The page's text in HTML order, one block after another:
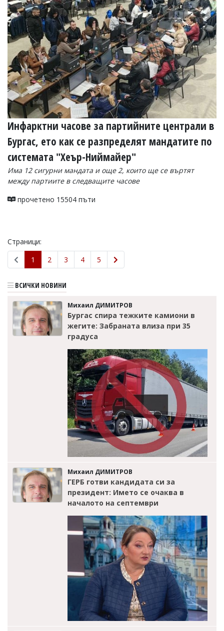
Инфарктни часове за партийните централи в
Бургас, ето как се разпределят мандатите по
системата "Хеър-Ниймайер"
Има 12 сигурни мандата и още 2, които ще се въртят
между партиите в следващите часове
прочетено 15504 пъти
Страници:
1
2 3 4 5
ВСИЧКИ НОВИНИ
Михаил ДИМИТРОВ
Бургас спира тежките камиони в
жегите: Забраната влиза при 35
градуса
Михаил ДИМИТРОВ
ГЕРБ готви кандидата си за
президент: Името се очаква в
началото на септември